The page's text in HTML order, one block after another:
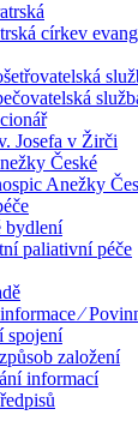
církev
Josefa v Žirči
České
Anežky
bydlení
paliativní péče
⁄
spojení
založení
informací